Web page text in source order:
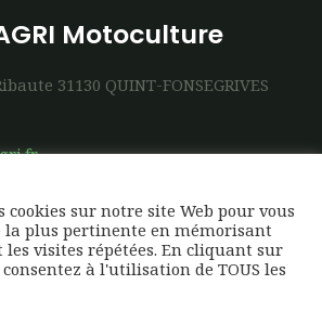
Motoculture
31130 QUINT-FONSEGRIVES
cookies sur notre site Web pour vous
la plus pertinente en mémorisant
les visites répétées. En cliquant sur
consentez à l'utilisation de TOUS les